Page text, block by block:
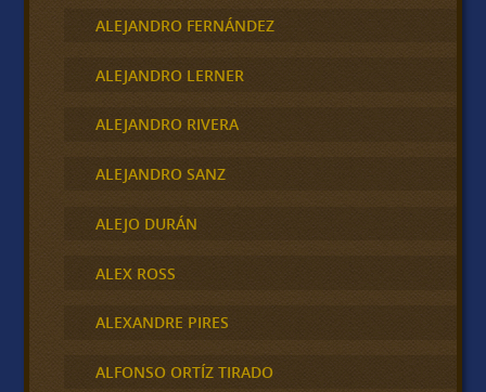
ALEJANDRO FERNÁNDEZ
ALEJANDRO LERNER
ALEJANDRO RIVERA
ALEJANDRO SANZ
ALEJO DURÁN
ALEX ROSS
ALEXANDRE PIRES
ALFONSO ORTÍZ TIRADO